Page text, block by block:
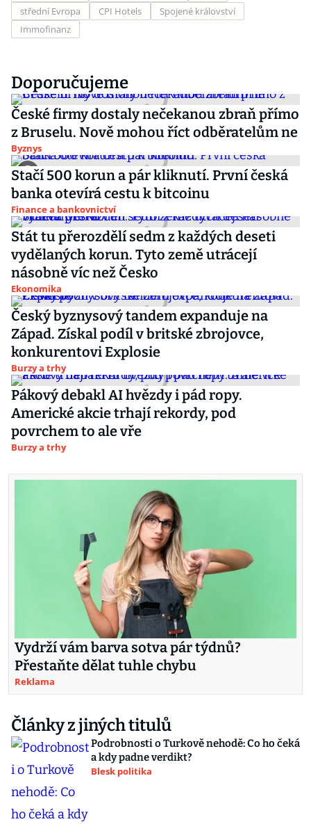
střední Evropa
CPI Hotels
Spojené království
Immofinanz
Doporučujeme
České firmy dostaly nečekanou zbraň přímo
z Bruselu. Nově mohou říct odběratelům ne
Byznys
Stačí 500 korun a pár kliknutí. První česká
banka otevírá cestu k bitcoinu
Finance a bankovnictví
Stát tu přerozdělí sedm z každých deseti
vydělaných korun. Tyto země utrácejí
násobně víc než Česko
Ekonomika
Český byznysový tandem expanduje na
Západ. Získal podíl v britské zbrojovce,
konkurentovi Explosie
Burzy a trhy
Pákový debakl AI hvězdy i pád ropy.
Americké akcie trhají rekordy, pod
povrchem to ale vře
Burzy a trhy
Vydrží vám barva sotva pár týdnů?
Přestaňte dělat tuhle chybu
Reklama
Články z jiných titulů
Podrobnosti o Turkově nehodě: Co ho čeká
a kdy padne verdikt?
Blesk politika